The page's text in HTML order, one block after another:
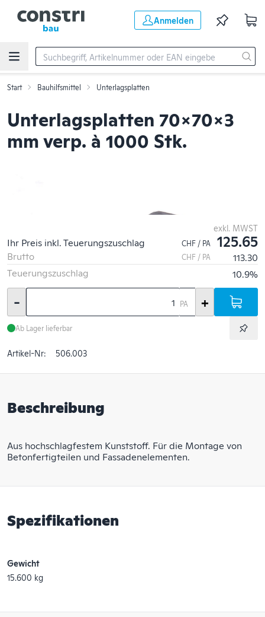
Anmelden
Start Bauhilfsmittel Unterlagsplatten
Unterlagsplatten 70x70x3
mm verp. à 1000 Stk.
exkl. MWST
Ihr Preis inkl. Teuerungszuschlag CHF / PA 125.65
Brutto CHF / PA
113.30
Teuerungszuschlag
10.9%
- PA +
Ab Lager lieferbar
Artikel-Nr: 506.003
Beschreibung
Aus hochschlagfestem Kunststoff. Für die Montage von
Betonfertigteilen und Fassadenelementen.
Spezifikationen
Gewicht
15.600 kg